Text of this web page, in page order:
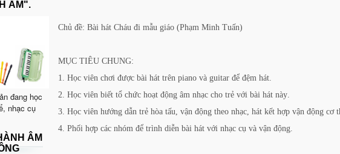
ÂM".
đang học
nhạc cụ
ÂM
Chủ đề: Bài hát Cháu đi mẫu giáo (Phạm Minh Tuấn)
MỤC TIÊU CHUNG:
1. Học viên chơi được bài hát trên piano và guitar để đệm hát.
2. Học viên biết tổ chức hoạt động âm nhạc cho trẻ với bài hát này.
3. Học viên hướng dẫn trẻ hòa tấu, vận động theo nhạc, hát kết hợp vận động cơ
4. Phối hợp các nhóm để trình diễn bài hát với nhạc cụ và vận động.